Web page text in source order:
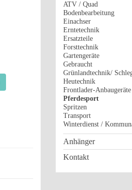
ATV / Quad
Bodenbearbeitung
Einachser
Erntetechnik
Ersatzteile
Forsttechnik
Gartengeräte
Gebraucht
Grünlandtechnik/
Heutechnik
Frontlader-Anbaugeräte
Pferdesport
Spritzen
Transport
Winterdienst /
Anhänger
Kontakt